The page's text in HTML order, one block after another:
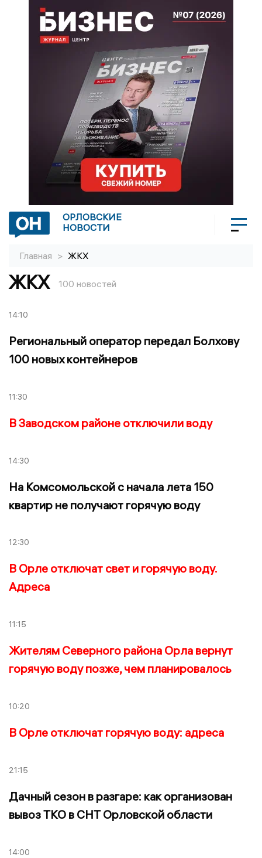
ОРЛОВСКИЕ
НОВОСТИ
Главная > ЖКХ
ЖКХ 100 новостей
14:10
Региональный оператор передал Болхову
100 новых контейнеров
11:30
В Заводском районе отключили воду
14:30
На Комсомольской с начала лета 150
квартир не получают горячую воду
12:30
В Орле отключат свет и горячую воду.
Адреса
11:15
Жителям Северного района Орла вернут
горячую воду позже, чем планировалось
10:20
В Орле отключат горячую воду: адреса
21:15
Дачный сезон в разгаре: как организован
вывоз ТКО в СНТ Орловской области
14:00